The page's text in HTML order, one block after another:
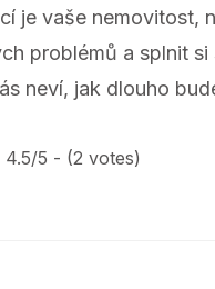
je vaše nemovitost,
problémů a splnit
neví, jak dlouho
4.5/5 - (2 votes)